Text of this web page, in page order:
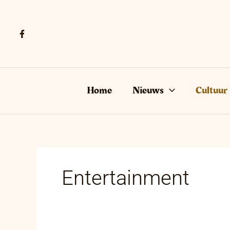
Home Nieuws Cultuur
Entertainment